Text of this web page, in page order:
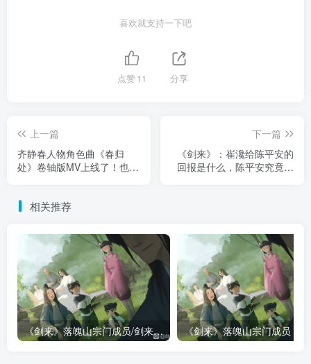
喜欢就支持一下吧
点赞11 分享
上一篇
齐静春人物角色曲《春归
处》卷轴版MV上线了！也无
下一篇
《剑来》：崔瀺给陈平安的
回报是什么，陈平安究竟看
相关推荐
《剑来》落魄山宗门成员/剑来落魄山人物一览表（全） 《剑来》落魄山宗门成员（